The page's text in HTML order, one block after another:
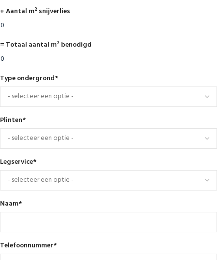
+ Aantal m² snijverlies
= Totaal aantal m² benodigd
Type ondergrond*
Plinten*
Legservice*
Naam*
Telefoonnummer*